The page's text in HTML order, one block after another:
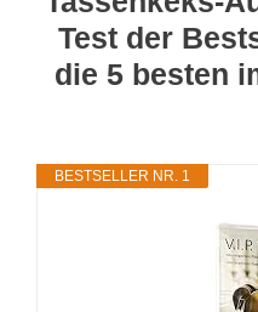
Test der
die 5 besten
BESTSELLER NR. 1